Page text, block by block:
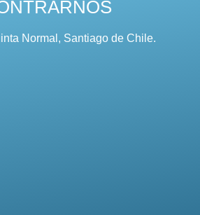
Normal, Santiago de Chile.